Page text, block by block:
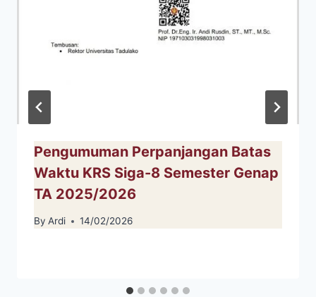
Pengumuman Perpanjangan Batas
Waktu KRS Siga-8 Semester Genap
TA 2025/2026
By Ardi 14/02/2026